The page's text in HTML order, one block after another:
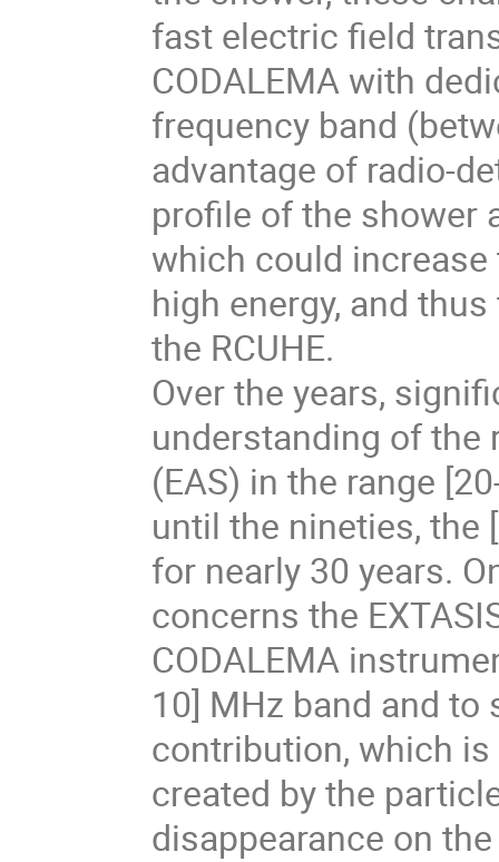
fast electric field
CODALEMA with
frequency band
advantage of radio-
profile of the shower
which could
high energy, and
the RCUHE.
Over the years,
understanding of the
(EAS) in the range
until the nineties, the
for nearly 30 years.
concerns the
CODALEMA
10] MHz band and to
contribution, which
created by the
disappearance on